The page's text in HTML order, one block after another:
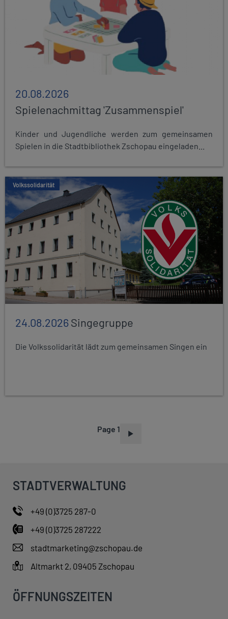
20.08.2026
Spielenachmittag 'Zusammenspiel'
Kinder und Jugendliche werden zum gemeinsamen
Spielen in die Stadtbibliothek Zschopau eingeladen...
Volkssolidarität
24.08.2026Singegruppe
Die Volkssolidarität lädt zum gemeinsamen Singen ein
Page 1
STADTVERWALTUNG
+49 (0)3725 287-0
+49 (0)3725 287222
stadtmarketing@zschopau.de
Altmarkt 2, 09405 Zschopau
ÖFFNUNGSZEITEN